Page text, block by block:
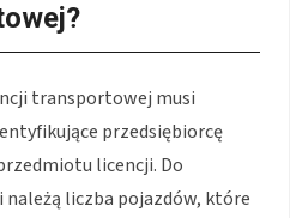
transportowej musi
przedsiębiorcę
licencji. Do
liczba pojazdów, które